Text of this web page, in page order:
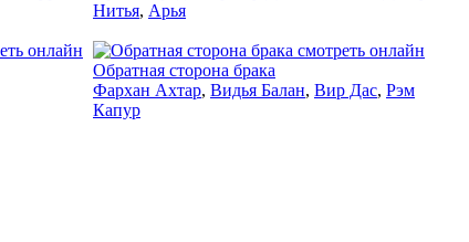
Нитья, Арья
Обратная сторона брака
Фархан Ахтар, Видья Балан, Вир Дас, Рэм
Капур